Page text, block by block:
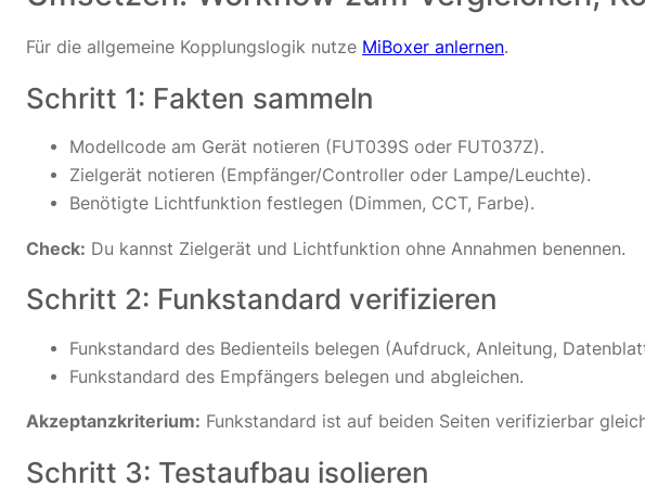
Für die allgemeine Kopplungslogik nutze MiBoxer anlernen.
Schritt 1: Fakten sammeln
Modellcode am Gerät notieren (FUT039S oder FUT037Z).
Zielgerät notieren (Empfänger/Controller oder Lampe/Leuchte).
Benötigte Lichtfunktion festlegen (Dimmen, CCT, Farbe).
Check: Du kannst Zielgerät und Lichtfunktion ohne Annahmen benennen.
Schritt 2: Funkstandard verifizieren
Funkstandard des Bedienteils belegen (Aufdruck, Anleitung,
Funkstandard des Empfängers belegen und abgleichen.
Akzeptanzkriterium: Funkstandard ist auf beiden Seiten verifizierbar
Schritt 3: Testaufbau isolieren